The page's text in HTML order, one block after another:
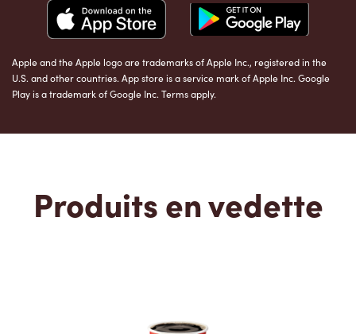
Apple and the Apple logo are trademarks of Apple Inc., registered in the
U.S. and other countries. App store is a service mark of Apple Inc. Google
Play is a trademark of Google Inc. Terms apply.
Produits en vedette